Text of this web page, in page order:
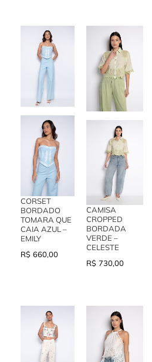
CORSET
BORDADO
TOMARA QUE
CAIA AZUL –
EMILY
R$ 660,00
CAMISA
CROPPED
BORDADA
VERDE –
CELESTE
R$ 730,00